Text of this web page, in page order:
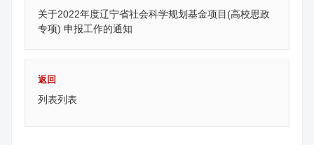
关于2022年度辽宁省社会科学规划基金项目(高校思政
专项) 申报工作的通知
返回
列表列表